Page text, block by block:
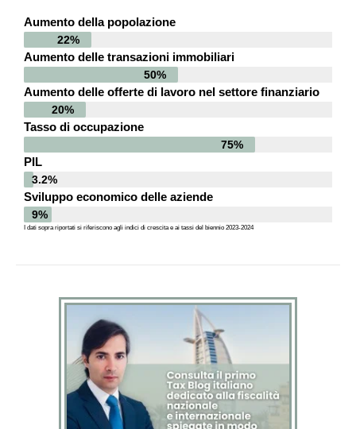
Aumento della popolazione
22%
Aumento delle transazioni immobiliari
50%
Aumento delle offerte di lavoro nel settore finanziario
20%
Tasso di occupazione
75%
PIL
3.2%
Sviluppo economico delle aziende
9%
I dati sopra riportati si riferiscono agli indici di crescita e ai tassi del biennio 2023-2024